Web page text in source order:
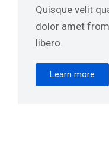
Quisque velit
dolor amet
libero.
Learn more